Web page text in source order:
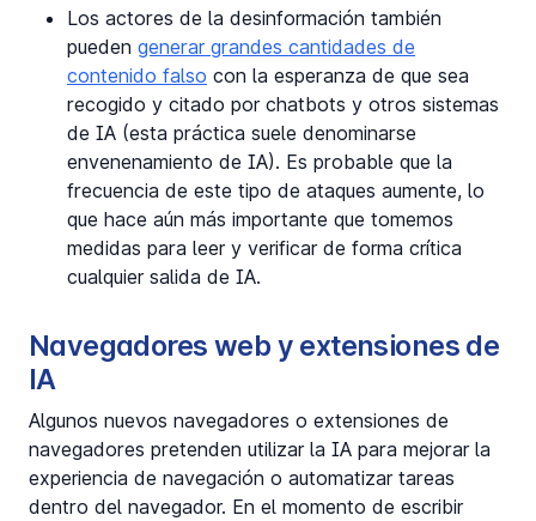
Los actores de la desinformación también
pueden generar grandes cantidades de
contenido falso con la esperanza de que sea
recogido y citado por chatbots y otros sistemas
de IA (esta práctica suele denominarse
envenenamiento de IA). Es probable que la
frecuencia de este tipo de ataques aumente, lo
que hace aún más importante que tomemos
medidas para leer y verificar de forma crítica
cualquier salida de IA.
Navegadores web y extensiones de
IA
Algunos nuevos navegadores o extensiones de
navegadores pretenden utilizar la IA para mejorar la
experiencia de navegación o automatizar tareas
dentro del navegador. En el momento de escribir